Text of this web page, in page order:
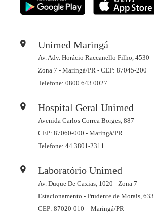
Unimed Maringá
Av. Adv. Horácio Raccanello Filho, 4530
Zona 7 - Maringá/PR - CEP: 87045-200
Telefone: 0800 643 0027
Hospital Geral Unimed
Avenida Carlos Correa Borges, 887
CEP: 87060-000 - Maringá/PR
Telefone: 44 3801-2311
Laboratório Unimed
Av. Duque De Caxias, 1020 - Zona 7
Estacionamento - Prudente de Morais, 633
CEP: 87020-010 – Maringá/PR